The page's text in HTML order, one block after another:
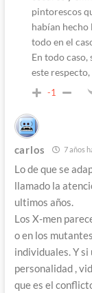
pintorescos
habían hecho
todo en el
En todo
este respecto,
-1
carlos 7 años
Lo de que se
llamado la
ultimos años.
Los X-men
o en los
individuales. Y si
personalidad ,
que es el